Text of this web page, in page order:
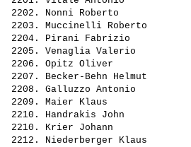
2202. Nonni Roberto
2203. Muccinelli Roberto
2204. Pirani Fabrizio
2205. Venaglia Valerio
2206. Opitz Oliver
2207. Becker-Behn Helmut
2208. Galluzzo Antonio
2209. Maier Klaus
2210. Handrakis John
2210. Krier Johann
2212. Niederberger Klaus